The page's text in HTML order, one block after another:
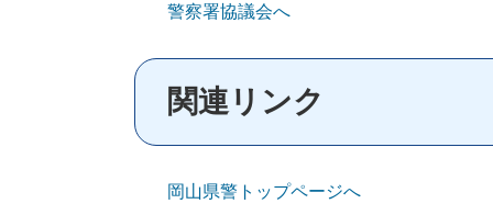
警察署協議会へ
関連リンク
岡山県警トップページへ